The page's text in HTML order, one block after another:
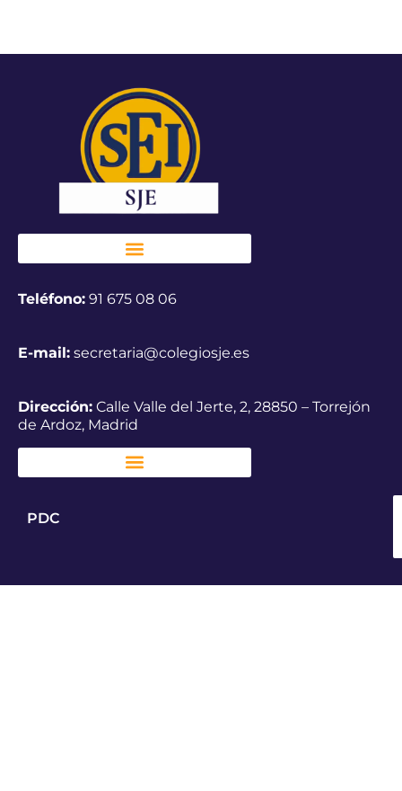
Teléfono: 91 675 08 06
E-mail: secretaria@colegiosje.es
Dirección: Calle Valle del Jerte, 2, 28850 – Torrejón
de Ardoz, Madrid
PDC